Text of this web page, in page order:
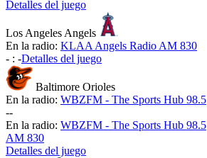
Detalles del juego
Los Angeles Angels
En la radio: KLAA Angels Radio AM 830
- : -Detalles del juego
Baltimore Orioles
En la radio: WBZFM - The Sports Hub 98.5
--
En la radio: WBZFM - The Sports Hub 98.5
AM 830
Detalles del juego